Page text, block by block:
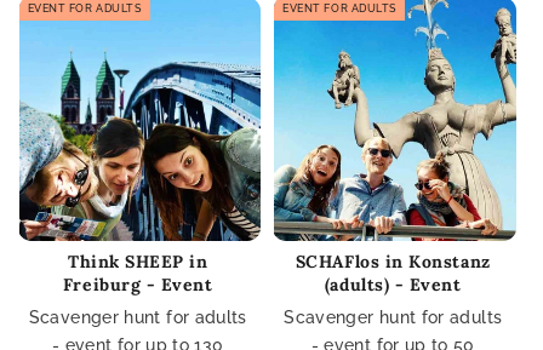
EVENT FOR ADULTS
Think SHEEP in
Freiburg - Event
Scavenger hunt for adults
- event for up to 130
EVENT FOR ADULTS
SCHAFlos in Konstanz
(adults) - Event
Scavenger hunt for adults
- event for up to 50